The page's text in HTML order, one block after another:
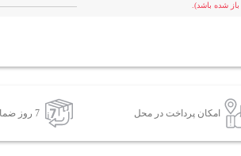
شده باشد).
امکان پرداخت در محل 7 روز ضمانت بازگشت کالا